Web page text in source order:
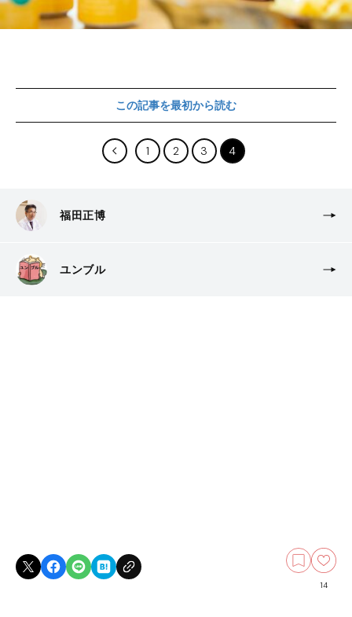
この記事を最初から読む
1 2 3 4
福田正博
ユンブル
14